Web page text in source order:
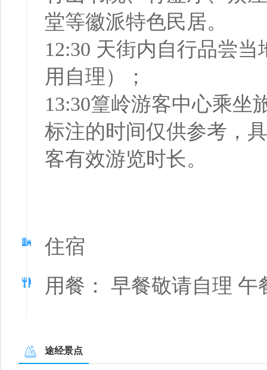
堂等徽派特色民居。
12:30 天街内自行品尝
用自理）；
13:30篁岭游客中心乘坐
标注的时间仅供参考，
客有效游览时长。
住宿
用餐： 早餐敬请自理
途经景点